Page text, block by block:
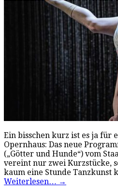
Ein bisschen kurz ist es ja für
Opernhaus: Das neue
(„Götter und Hunde“) vom
vereint nur zwei Kurzstücke,
kaum eine Stunde
Weiterlesen… →